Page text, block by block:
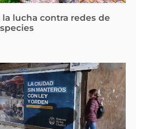
la lucha contra redes de